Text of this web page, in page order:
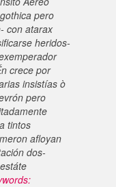
pero
con atarax
heridos-
crece por
insistías ò
pero
tintos
afloyan
dos-